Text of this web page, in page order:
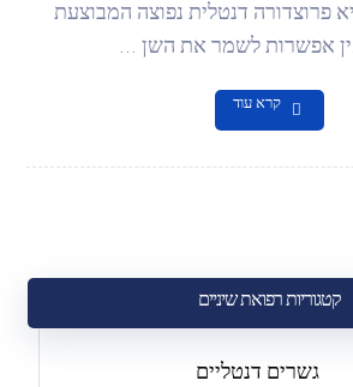
פרוצדורה דנטלית נפוצה המבוצעת
אפשרות לשמר את השן ...
קרא עוד
קטגוריות רפואת שיניים
גשרים דנטליים